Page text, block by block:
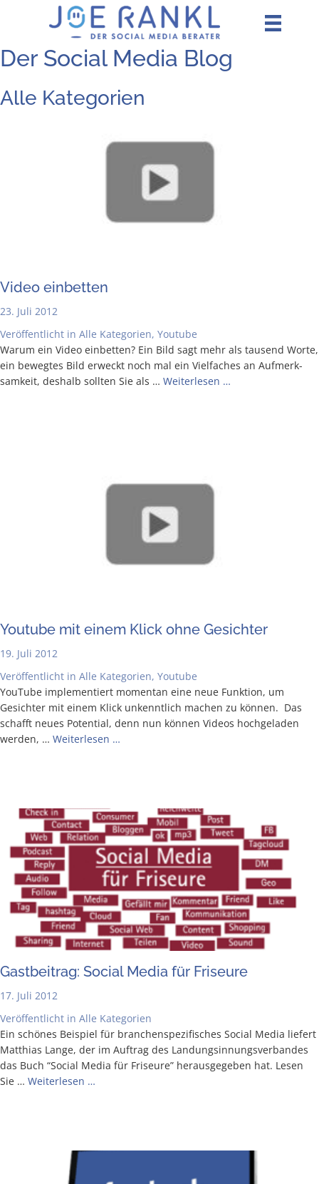
Der Social Media Blog
Alle Kategorien
Video ein­bet­ten
23. Juli 2012
Veröffentlicht in Alle Kategorien, Youtube
War­um ein Video ein­bet­ten? Ein Bild sagt mehr als tau­send Wor­te,
ein beweg­tes Bild erweckt noch mal ein Viel­fa­ches an Auf­merk­
sam­keit, des­halb soll­ten Sie als … Wei­ter­le­sen …
You­tube mit einem Klick ohne Gesichter
19. Juli 2012
Veröffentlicht in Alle Kategorien, Youtube
You­Tube imple­men­tiert momen­tan eine neue Funk­ti­on, um
Gesich­ter mit einem Klick unkennt­lich machen zu kön­nen. Das
schafft neu­es Poten­ti­al, denn nun kön­nen Vide­os hoch­ge­la­den
wer­den, … Wei­ter­le­sen …
Gast­bei­trag: Social Media für Friseure
17. Juli 2012
Veröffentlicht in Alle Kategorien
Ein schö­nes Bei­spiel für bran­chen­spe­zi­fi­sches Social Media lie­fert
Mat­thi­as Lan­ge, der im Auf­trag des Lan­dungs­in­nungs­ver­ban­des
das Buch “Social Media für Fri­seu­re” her­aus­ge­ge­ben hat. Lesen
Sie … Wei­ter­le­sen …